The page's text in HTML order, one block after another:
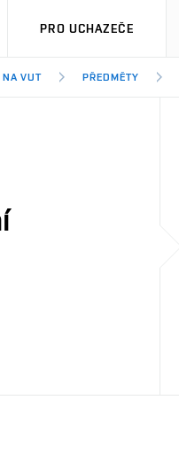
PRO UCHAZEČE
VUT PŘEDMĚTY